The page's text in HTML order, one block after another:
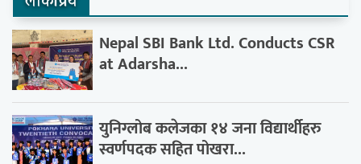
Nepal SBI Bank Ltd. Conducts CSR
at Adarsha...
युनिग्लोब कलेजका १४ जना विद्यार्थीहरु
स्वर्णपदक सहित पोखरा...